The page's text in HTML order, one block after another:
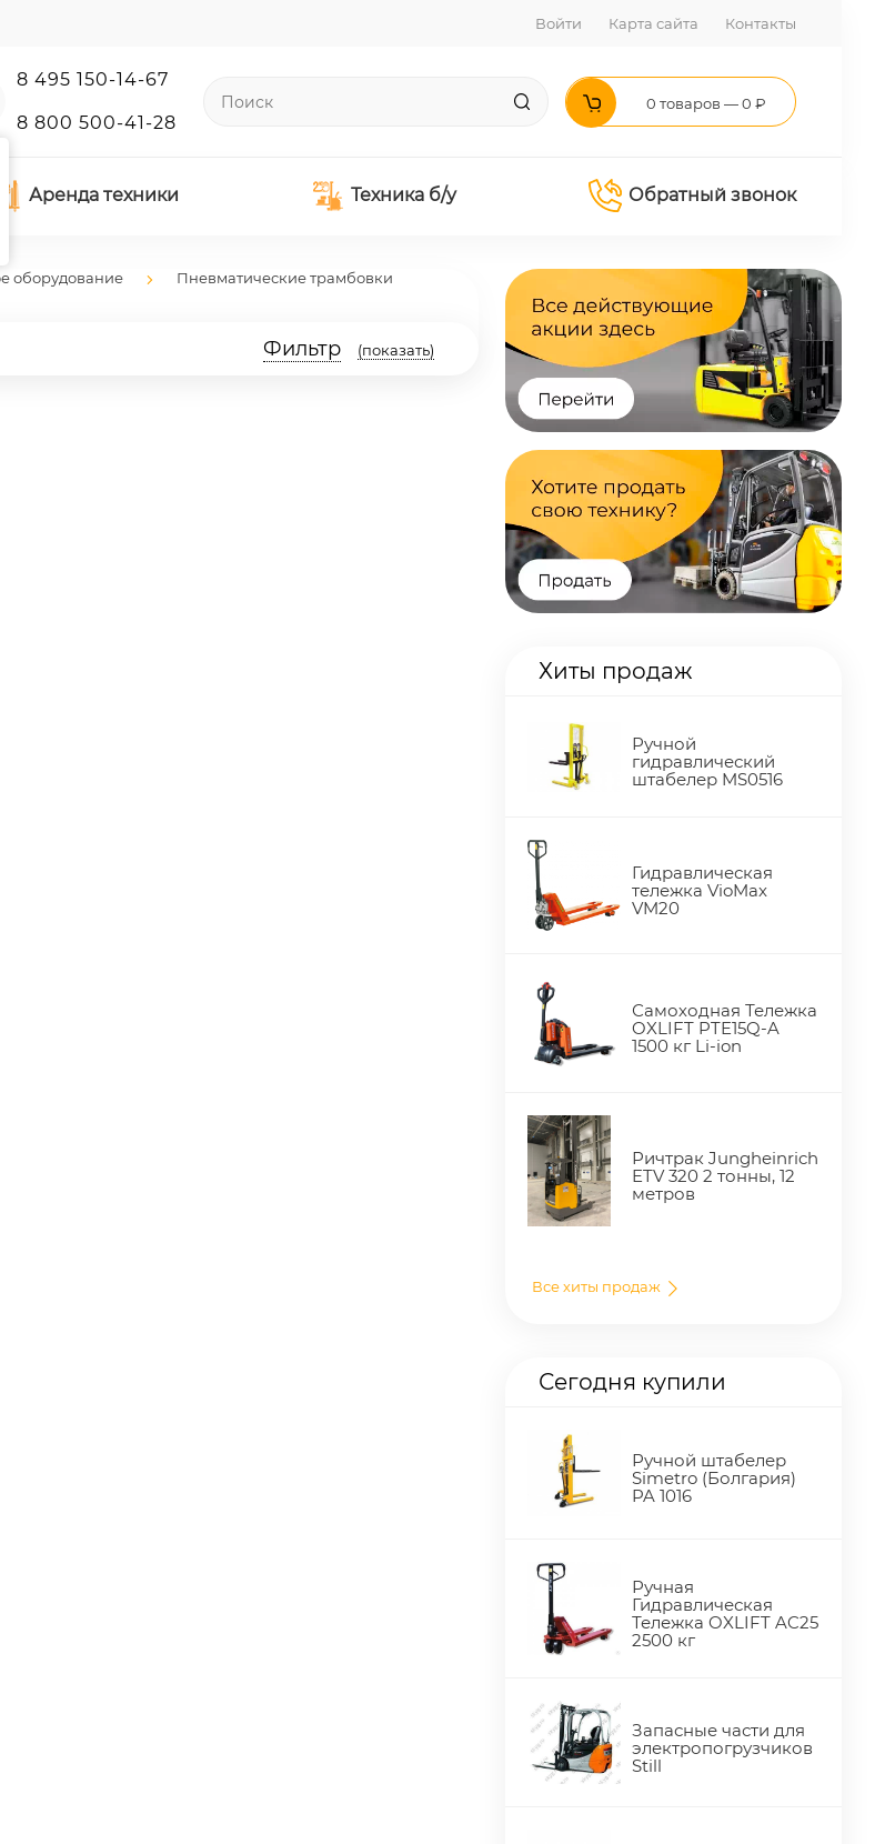
Войти Карта сайта Контакты
8 495 150-14-67
8 800 500-41-28
0 товаров — 0 ₽
Аренда техники Техника б/у Обратный звонок
оборудование Пневматические трамбовки
Фильтр (показать)
Хиты продаж
Ручной
гидравлический
штабелер MS0516
Гидравлическая
тележка VioMax
VM20
Самоходная Тележка
OXLIFT PTE15Q-A
1500 кг Li-ion
Ричтрак Jungheinrich
ETV 320 2 тонны, 12
метров
Все хиты продаж
Сегодня купили
Ручной штабелер
Simetro (Болгария)
PA 1016
Ручная
Гидравлическая
Тележка OXLIFT AC25
2500 кг
Запасные части для
электропогрузчиков
Still